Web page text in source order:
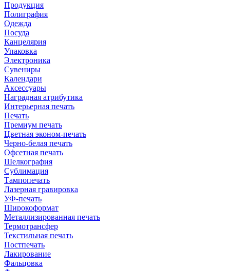
Продукция
Полиграфия
Одежда
Посуда
Канцелярия
Упаковка
Электроника
Сувениры
Календари
Аксессуары
Наградная атрибутика
Интерьерная печать
Печать
Премиум печать
Цветная эконом-печать
Черно-белая печать
Офсетная печать
Шелкография
Сублимация
Тампопечать
Лазерная гравировка
УФ-печать
Широкоформат
Металлизированная печать
Термотрансфер
Текстильная печать
Постпечать
Лакирование
Фальцовка